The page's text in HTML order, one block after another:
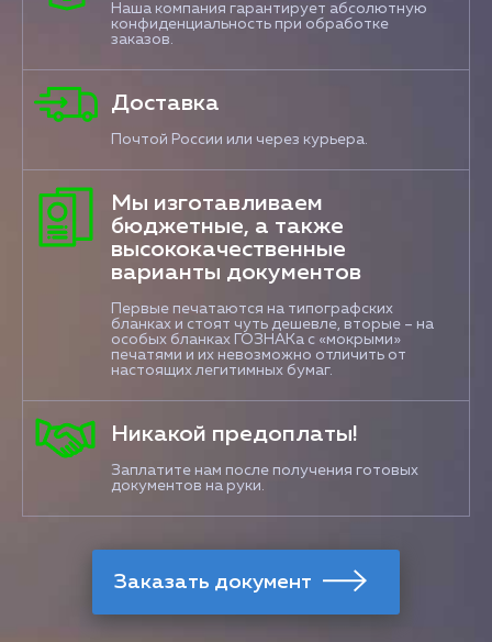
Наша компания гарантирует абсолютную
конфиденциальность при обработке
заказов.
Доставка
Почтой России или через курьера.
Мы изготавливаем
бюджетные, а также
высококачественные
варианты документов
Первые печатаются на типографских
бланках и стоят чуть дешевле, вторые – на
особых бланках ГОЗНАКа с «мокрыми»
печатями и их невозможно отличить от
настоящих легитимных бумаг.
Никакой предоплаты!
Заплатите нам после получения готовых
документов на руки.